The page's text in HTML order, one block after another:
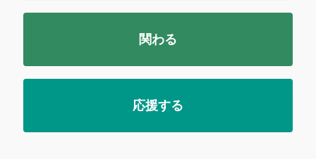
関わる
応援する